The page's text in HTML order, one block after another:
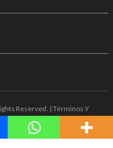
Reserved. | Términos Y